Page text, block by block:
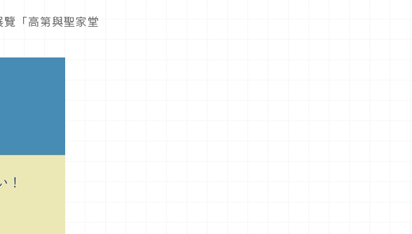
「高第與聖家堂